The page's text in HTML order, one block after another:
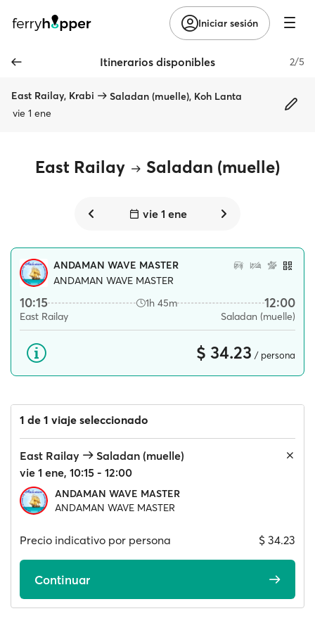
Iniciar sesión
Itinerarios disponibles 2/5
East Railay, Krabi
Saladan (muelle), Koh Lanta
vie 1 ene
East Railay Saladan (muelle)
vie 1 ene
ANDAMAN WAVE MASTER
ANDAMAN WAVE MASTER
10:15 1h 45m 12:00
East Railay Saladan (muelle)
$ 34.23 / persona
1 de 1 viaje seleccionado
East Railay
Saladan (muelle)
vie 1 ene, 10:15 - 12:00
ANDAMAN WAVE MASTER
ANDAMAN WAVE MASTER
Precio indicativo por persona $ 34.23
Continuar